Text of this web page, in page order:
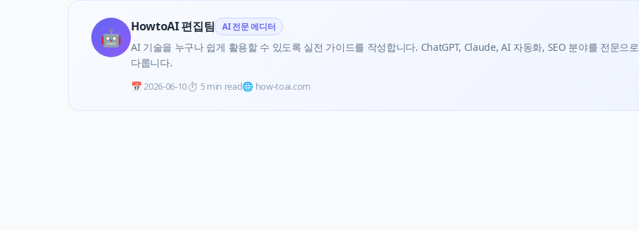
🤖 HowtoAI 편집팀 AI 전문 에디터
AI 기술을 누구나 쉽게 활용할 수 있도록 실전 가이드를 작성합니다. ChatGPT, Claude, AI 자동화, SEO 분야를 전문으로
다룹니다.
📅2026-06-10⏱️ 5 min read🌐 how-toai.com